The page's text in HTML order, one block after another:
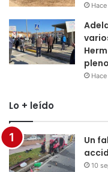
Lo + leído
Un
10